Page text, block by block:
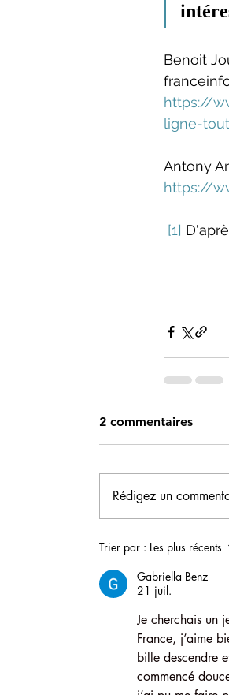
Benoit
https://
ligne-
Antony
https://
[1]
2 commentaires
Rédigez un
Trier par : Les plus récents
Gabriella Benz
21 juil.
Je cherchais un
France, j’aime
bille descendre
commencé